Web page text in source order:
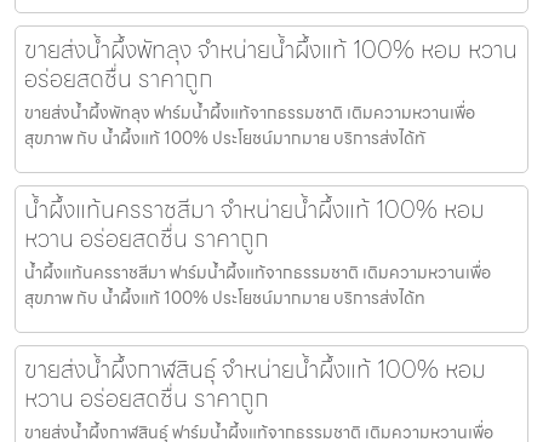
ขายส่งน้ำผึ้งพัทลุง จำหน่ายน้ำผึ้งแท้ 100% หอม หวาน
อร่อยสดชื่น ราคาถูก
ขายส่งน้ำผึ้งพัทลุง ฟาร์มน้ำผึ้งแท้จากธรรมชาติ เติมความหวานเพื่อ
สุขภาพ กับ น้ำผึ้งแท้ 100% ประโยชน์มากมาย บริการส่งได้ทั
น้ำผึ้งแท้นครราชสีมา จำหน่ายน้ำผึ้งแท้ 100% หอม
หวาน อร่อยสดชื่น ราคาถูก
น้ำผึ้งแท้นครราชสีมา ฟาร์มน้ำผึ้งแท้จากธรรมชาติ เติมความหวานเพื่อ
สุขภาพ กับ น้ำผึ้งแท้ 100% ประโยชน์มากมาย บริการส่งได้ท
ขายส่งน้ำผึ้งกาฬสินธุ์ จำหน่ายน้ำผึ้งแท้ 100% หอม
หวาน อร่อยสดชื่น ราคาถูก
ขายส่งน้ำผึ้งกาฬสินธุ์ ฟาร์มน้ำผึ้งแท้จากธรรมชาติ เติมความหวานเพื่อ